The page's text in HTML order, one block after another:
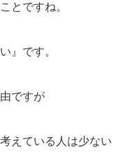
い？」といった伝え
せ、攻撃的に聞こえ
してください。相手
とですね。
』です。
ですが
えている人は少ない